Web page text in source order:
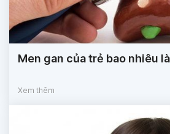
Men gan của trẻ bao nhiêu
Xem thêm